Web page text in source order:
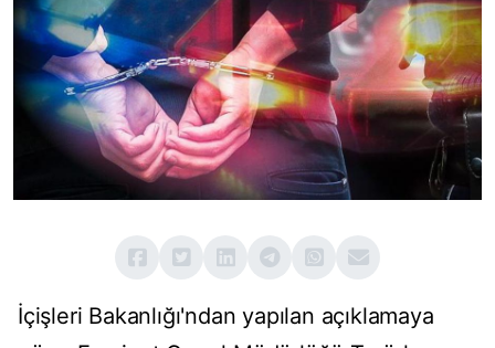
İçişleri Bakanlığı'ndan yapılan açıklamaya